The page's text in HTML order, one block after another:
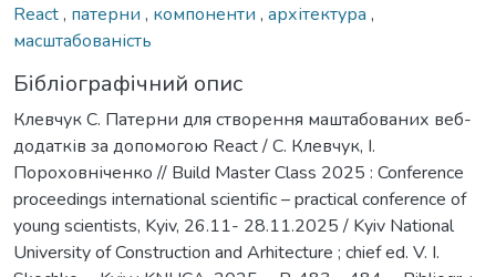
React, патерни , компоненти , архітектура ,
масштабованість
Бібліографічний опис
Клевчук С. Патерни для створення маштабованих веб-
додатків за допомогою React / С. Клевчук, І.
Пороховніченко // Build Master Class 2025 : Conference
proceedings international scientific – practical conference of
young scientists, Kyiv, 26.11- 28.11.2025 / Kyiv National
University of Construction and Arhitecture ; chief ed. V. I.